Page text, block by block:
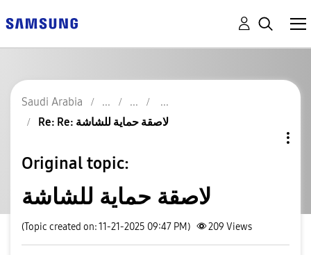
Saudi Arabia
Re: Re: لاصقة حماية للشاشة
Original topic:
لاصقة حماية للشاشة
(Topic created on: 11-21-2025 09:47 PM) 209 Views